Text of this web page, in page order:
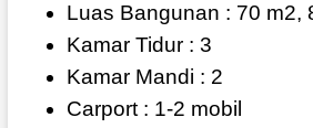
Luas Bangunan : 70 m2,
Kamar Tidur : 3
Kamar Mandi : 2
Carport : 1-2 mobil